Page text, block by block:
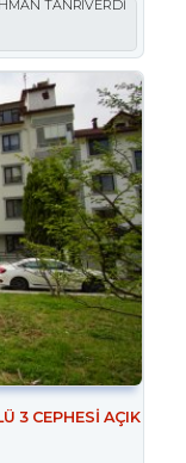
TANRIVERDİ
3 CEPHESİ AÇIK